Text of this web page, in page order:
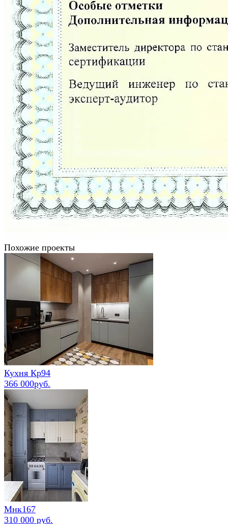
Похожие проекты
Кухня Кр94
366 000руб.
Мнк167
310 000 руб.